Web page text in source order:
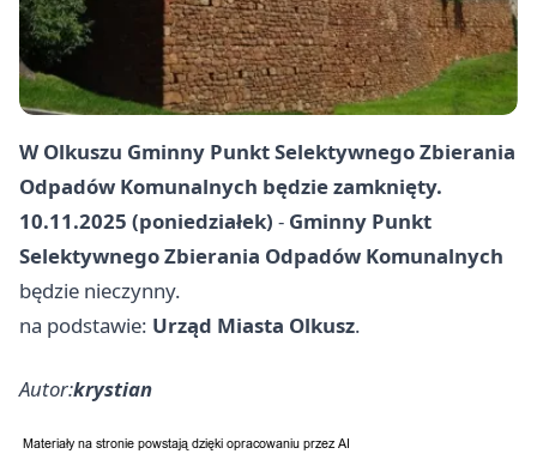
W Olkuszu Gminny Punkt Selektywnego Zbierania
Odpadów Komunalnych będzie zamknięty.
10.11.2025 (poniedziałek) - Gminny Punkt
Selektywnego Zbierania Odpadów Komunalnych
będzie nieczynny.
na podstawie: Urząd Miasta Olkusz.
Autor:krystian